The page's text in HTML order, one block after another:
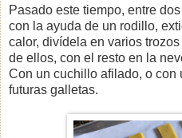
Pasado este tiempo, entre
con la ayuda de un rodillo,
calor, divídela en varios
de ellos, con el resto en la
Con un cuchillo afilado, o con
futuras galletas.